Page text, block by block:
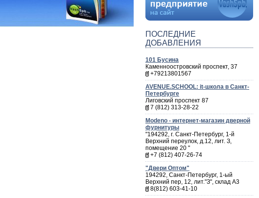
ПОСЛЕДНИЕ
ДОБАВЛЕНИЯ
101 Бусина
Каменноостровский проспект, 37
+79213801567
AVENUE.SCHOOL: it-школа в Санкт-
Петербурге
Лиговский проспект 87
7 (812) 313-28-22
Мodeno - интернет-магазин дверной
фурнитуры
"194292, г. Санкт-Петербург, 1-й
Верхний переулок, д.12, лит. З,
помещение 20 "
+7 (812) 407-26-74
"Двери Оптом"
194292, Санкт-Петербург, 1-ый
Верхний пер, 12, лит."З", склад А3
8(812) 603-41-10